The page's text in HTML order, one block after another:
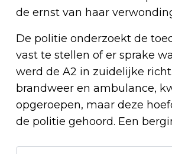
de ernst van haar
De politie onderzoekt de
vast te stellen of er sprake
werd de A2 in zuidelijke
brandweer en ambulance,
opgeroepen, maar deze
de politie gehoord. Een